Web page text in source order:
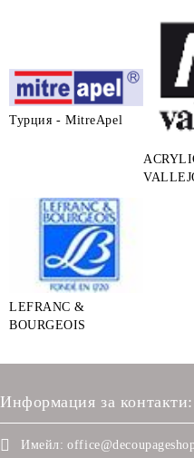
Турция - MitreApel
LEFRANC &
BOURGEOIS
Информация за контакти:
Имейл: